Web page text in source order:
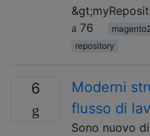
76
magento2
repository
6
Moderni
flusso di
Sono nuovo